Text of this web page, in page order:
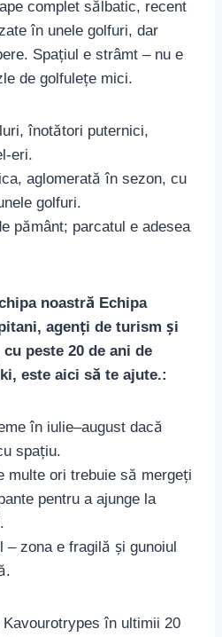
complet sălbatic, recent
în unele golfuri, dar
Spațiul e strâmt – nu e
de golfulețe mici.
înotători puternici,
eri.
aglomerată în sezon, cu
golfuri.
pământ; parcatul e adesea
noastră Echipa
agenți de turism și
peste 20 de ani de
este aici să te ajute.:
în iulie–august dacă
spațiu.
multe ori trebuie să mergeți
pentru a ajunge la
– zona e fragilă și gunoiul
în ultimii 20